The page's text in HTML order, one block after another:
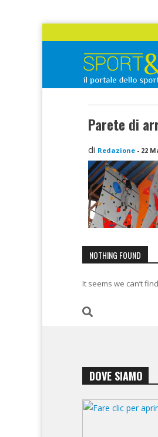
Parete di
di Redazione - 22
NOTHING FOUND
It seems we can’t
DOVE SIAMO